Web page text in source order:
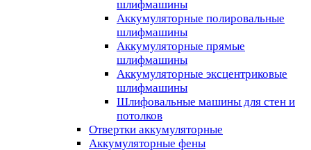
шлифмашины
Аккумуляторные полировальные
шлифмашины
Аккумуляторные прямые
шлифмашины
Аккумуляторные эксцентриковые
шлифмашины
Шлифовальные машины для стен и
потолков
Отвертки аккумуляторные
Аккумуляторные фены